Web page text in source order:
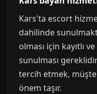
Kars'ta escort
dahilinde
olması için kayıtlı
sunulması
tercih etmek,
önem taşır.